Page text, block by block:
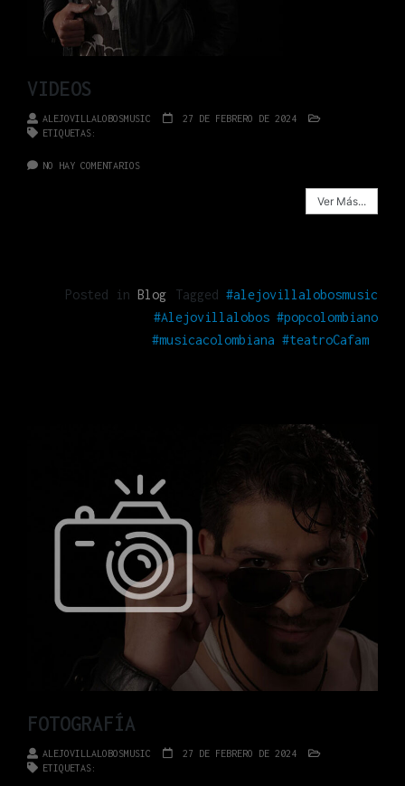
VIDEOS
ALEJOVILLALOBOSMUSIC 27 DE FEBRERO DE 2024
ETIQUETAS:
NO HAY COMENTARIOS
Ver Más...
Posted in Blog Tagged #alejovillalobosmusic
#Alejovillalobos #popcolombiano
#musicacolombiana #teatroCafam
FOTOGRAFÍA
ALEJOVILLALOBOSMUSIC 27 DE FEBRERO DE 2024
ETIQUETAS: